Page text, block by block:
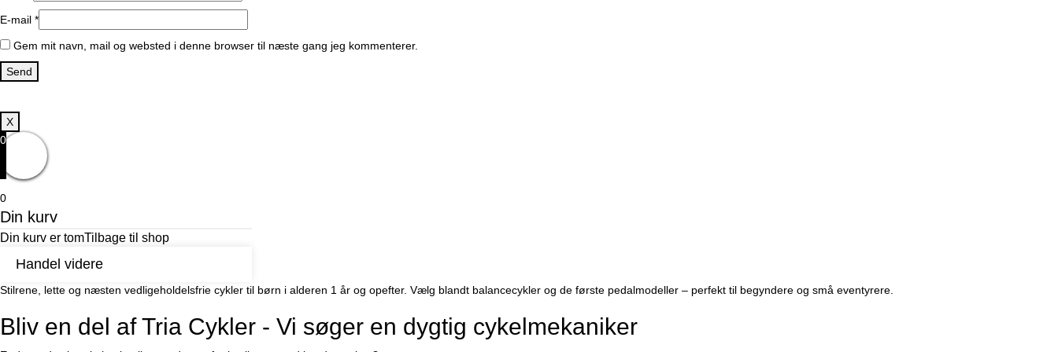
E-mail *
Gem mit navn, mail og websted i denne browser til næste gang jeg kommenterer.
X
0
0
Din kurv
Din kurv er tomTilbage til shop
Handel videre
Stilrene, lette og næsten vedligeholdelsfrie cykler til børn i alderen 1 år og opefter. Vælg blandt balancecykler og de første pedalmodeller – perfekt til begyndere og små eventyrere.
Bliv en del af Tria Cykler - Vi søger en dygtig cykelmekaniker